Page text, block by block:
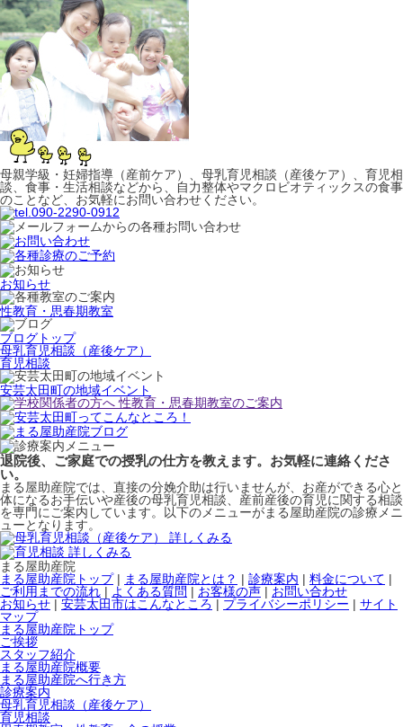
母親学級・妊婦指導（産前ケア）、母乳育児相談（産後ケア）、育児相
談、食事・生活相談などから、自力整体やマクロビオティックスの食事
のことなど、お気軽にお問い合わせください。
お知らせ
性教育・思春期教室
ブログトップ
母乳育児相談（産後ケア）
育児相談
安芸太田町の地域イベント
退院後、ご家庭での授乳の仕方を教えます。お気軽に連絡くださ
い。
まる屋助産院では、直接の分娩介助は行いませんが、お産ができる心と
体になるお手伝いや産後の母乳育児相談、産前産後の育児に関する相談
を専門にご案内しています。以下のメニューがまる屋助産院の診療メニ
ューとなります。
まる屋助産院
まる屋助産院トップ| まる屋助産院とは？ | 診療案内 | 料金について |
ご利用までの流れ | よくある質問 | お客様の声 | お問い合わせ
お知らせ | 安芸太田市はこんなところ | プライバシーポリシー | サイト
マップ
まる屋助産院トップ
ご挨拶
スタッフ紹介
まる屋助産院概要
まる屋助産院へ行き方
診療案内
母乳育児相談（産後ケア）
育児相談